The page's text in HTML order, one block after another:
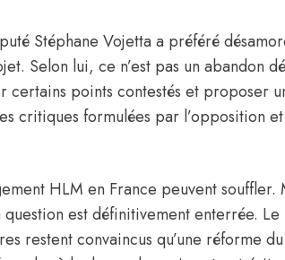
Stéphane Vojetta a préféré
Selon lui, ce n’est pas un abandon
certains points contestés et proposer
critiques formulées par l’opposition
HLM en France peuvent souffler.
est définitivement enterrée. Le
restent convaincus qu’une réforme du